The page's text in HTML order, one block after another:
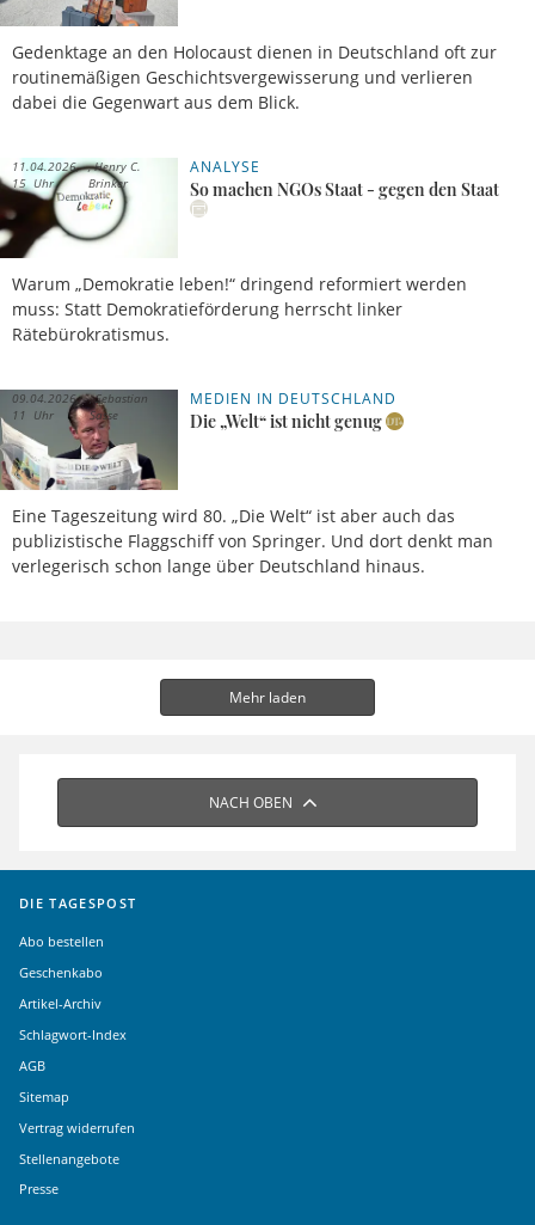
Gedenktage an den Holocaust dienen in Deutschland oft zur
routinemäßigen Geschichtsvergewisserung und verlieren
dabei die Gegenwart aus dem Blick.
ANALYSE
So machen NGOs Staat - gegen den Staat
Warum „Demokratie leben!“ dringend reformiert werden
muss: Statt Demokratieförderung herrscht linker
Rätebürokratismus.
11.04.2026,
15 Uhr
Henry C.
Brinker
MEDIEN IN DEUTSCHLAND
Die „Welt“ ist nicht genug
Eine Tageszeitung wird 80. „Die Welt“ ist aber auch das
publizistische Flaggschiff von Springer. Und dort denkt man
verlegerisch schon lange über Deutschland hinaus.
09.04.2026,
11 Uhr
Sebastian
Sasse
Mehr laden
NACH OBEN
DIE TAGESPOST
Abo bestellen
Geschenkabo
Artikel-Archiv
Schlagwort-Index
AGB
Sitemap
Vertrag widerrufen
Stellenangebote
Presse